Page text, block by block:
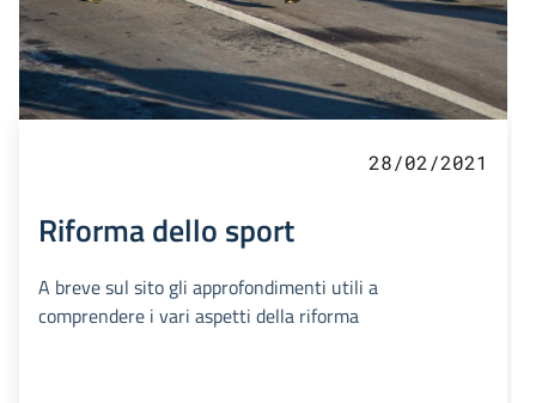
28/02/2021
Riforma dello sport
A breve sul sito gli approfondimenti utili a
comprendere i vari aspetti della riforma